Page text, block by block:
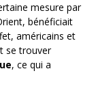
mesure par
bénéficiait
américains et
se trouver
, ce qui a